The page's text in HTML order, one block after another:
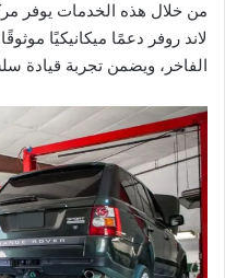
من خلال هذه الخدمات يوفر
لاند روفر دعمًا ميكانيكيًا
الفاخر، ويضمن تجربة قيادة